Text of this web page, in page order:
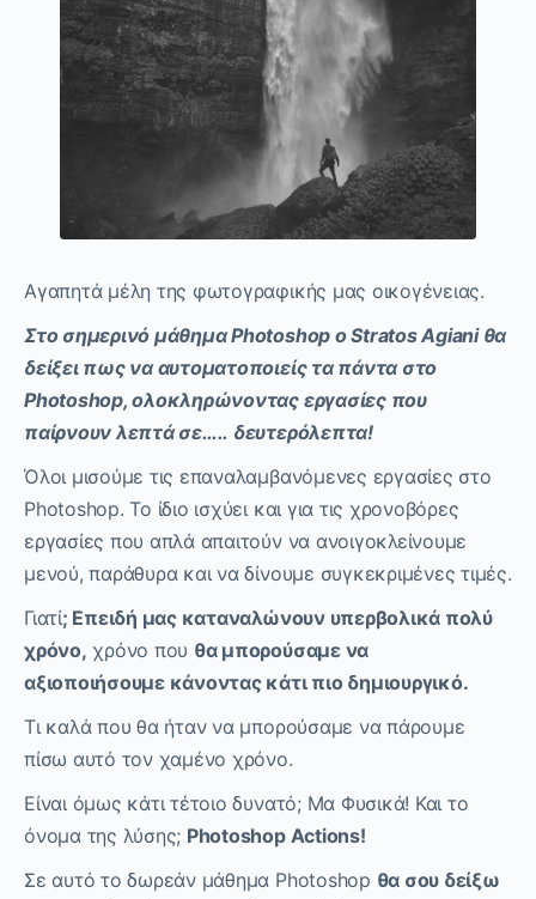
Αγαπητά μέλη της φωτογραφικής μας οικογένειας.
Στο σημερινό μάθημα Photoshop o Stratos Agiani θα
δείξει πως να αυτοματοποιείς τα πάντα στο
Photoshop, ολοκληρώνοντας εργασίες που
παίρνουν λεπτά σε….. δευτερόλεπτα!
Όλοι μισούμε τις επαναλαμβανόμενες εργασίες στο
Photoshop. Το ίδιο ισχύει και για τις χρονοβόρες
εργασίες που απλά απαιτούν να ανοιγοκλείνουμε
μενού, παράθυρα και να δίνουμε συγκεκριμένες τιμές.
Γιατί; Επειδή μας καταναλώνουν υπερβολικά πολύ
χρόνο, χρόνο που θα μπορούσαμε να
αξιοποιήσουμε κάνοντας κάτι πιο δημιουργικό.
Τι καλά που θα ήταν να μπορούσαμε να πάρουμε
πίσω αυτό τον χαμένο χρόνο.
Είναι όμως κάτι τέτοιο δυνατό; Μα Φυσικά! Και το
όνομα της λύσης; Photoshop Actions!
Σε αυτό το δωρεάν μάθημα Photoshop θα σου δείξω